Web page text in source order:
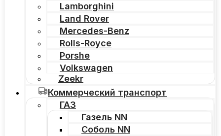
Lamborghini
Land Rover
Mercedes-Benz
Rolls-Royce
Porshe
Volkswagen
Zeekr
Коммерческий транспорт
ГАЗ
Газель NN
Соболь NN